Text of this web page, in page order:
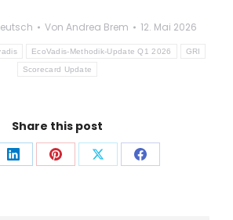
Von Andrea Brem
12. Mai 2026
EcoVadis-Methodik-Update Q1 2026 GRI
Scorecard Update
Share this post
Auf
Auf
Auf
Auf